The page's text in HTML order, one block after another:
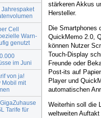
Jahrespaket
Cell
Warn-
genutzt
im Juni
von ja!
Mobil mit
Tarife für
stärkeren Akkus
Hersteller.
Die Smartphones
QuickMemo 2.0,
können Nutzer
Touch-Display
Freunde oder
Post-its auf
Player und
automatischen
Weiterhin soll die
weltweiten